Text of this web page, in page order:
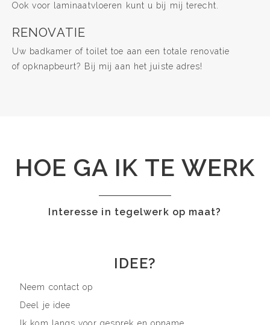
Ook voor laminaatvloeren kunt u bij mij terecht.
RENOVATIE
Uw badkamer of toilet toe aan een totale renovatie
of opknapbeurt? Bij mij aan het juiste adres!
HOE GA IK TE WERK
Interesse in tegelwerk op maat?
IDEE?
Neem contact op
Deel je idee